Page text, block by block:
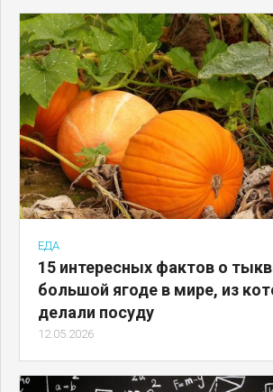
ЕДА
15 интересных фактов о
большой ягоде в мире, из
делали посуду
12.05.2026